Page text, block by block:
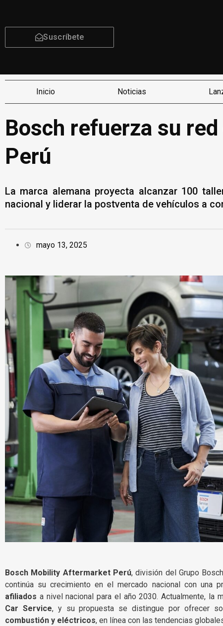
Suscríbete
Inicio Noticias
Bosch refuerza su
Perú
La marca alemana proyecta alcanzar 100
nacional y liderar la postventa de vehículos a
mayo 13, 2025
Bosch Mobility Aftermarket Perú, división del Grupo
continúa su crecimiento en el mercado nacional con una
afiliados a nivel nacional para el año 2030. Actualmente, la
Car Service, y su propuesta se distingue por ofrecer
combustión y eléctricos, en línea con las tendencias